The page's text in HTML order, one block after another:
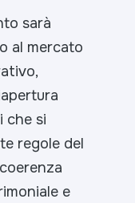
sarà
al mercato
che si
regole del
e